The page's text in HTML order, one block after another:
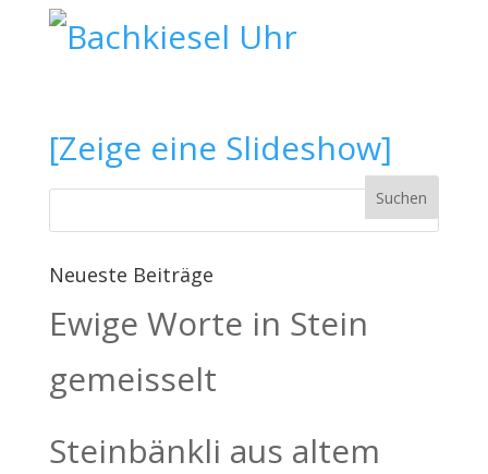
[Zeige eine Slideshow]
Neueste Beiträge
Ewige Worte in Stein
gemeisselt
Steinbänkli aus altem